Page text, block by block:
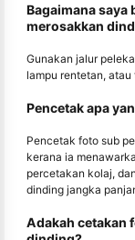
Bagaimana
merosakkan
Gunakan jalur
lampu rentetan,
Pencetak apa
Pencetak foto sub
kerana ia
percetakan kolaj,
dinding jangka
Adakah cetakan